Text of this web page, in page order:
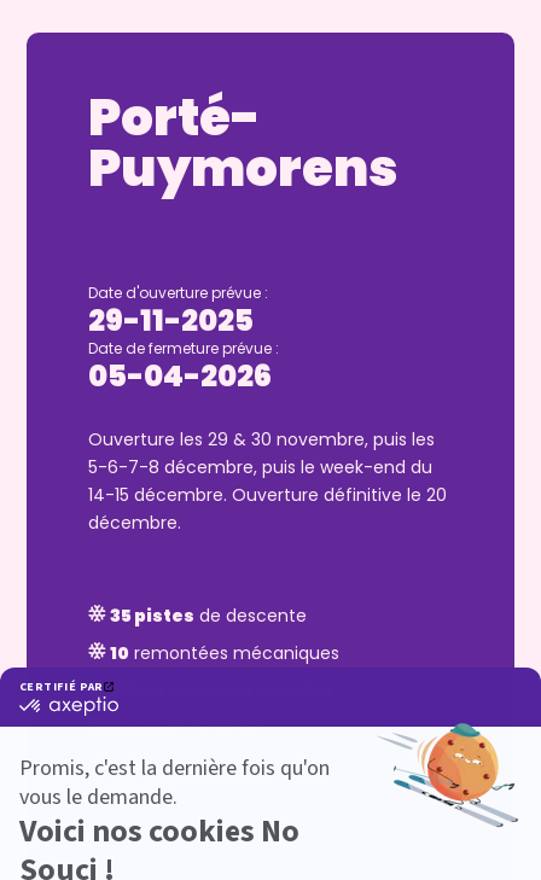
Porté-
Puymorens
Date d'ouverture prévue :
29-11-2025
Date de fermeture prévue :
05-04-2026
Ouverture les 29 & 30 novembre, puis les
5-6-7-8 décembre, puis le week-end du
14-15 décembre. Ouverture définitive le 20
décembre.
35 pistes de descente
10 remontées mécaniques
50km
900mde dénivelé
Chronopiste